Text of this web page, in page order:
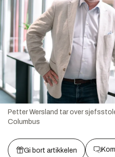
Petter Wersland tar over
Columbus
Gi bort artikkelen